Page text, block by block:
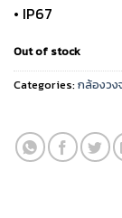
• IP67
Out of stock
Categories:กล้องวง